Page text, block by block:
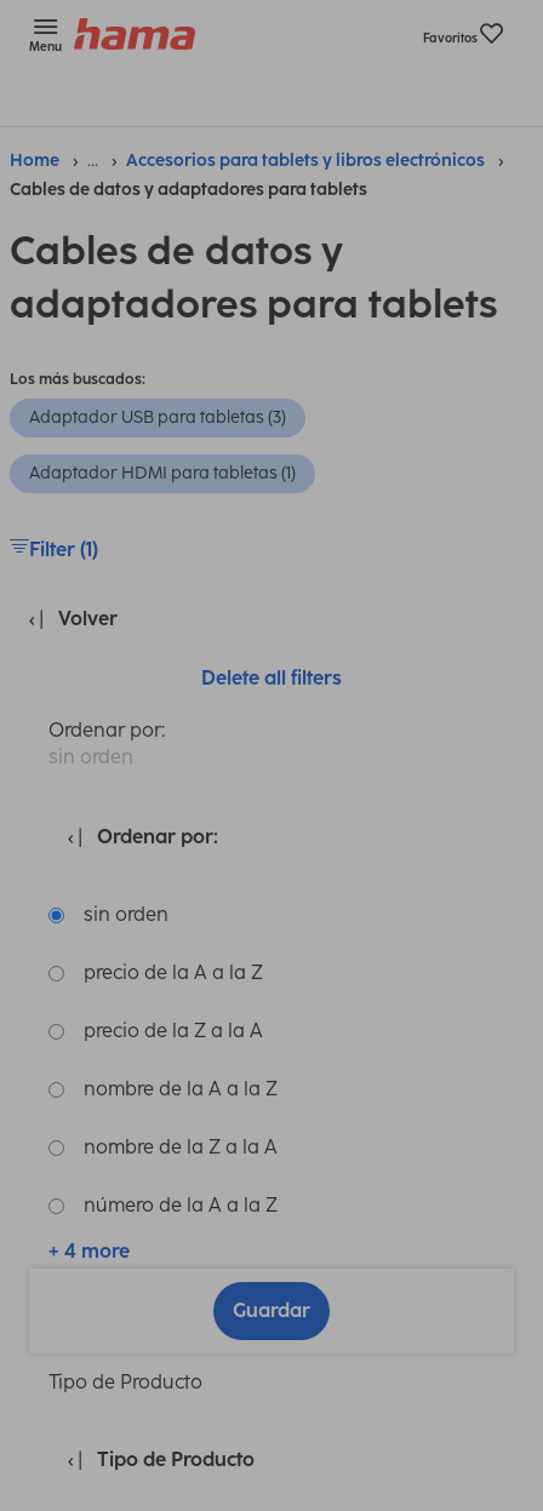
Menu
Favoritos
Home ...
Accesorios para tablets y libros electrónicos
Cables de datos y adaptadores para tablets
Cables de datos y
adaptadores para tablets
Los más buscados:
Adaptador USB para tabletas (3)
Adaptador HDMI para tabletas (1)
Filter (1)
Volver
Delete all filters
Ordenar por:
sin orden
Ordenar por:
sin orden
precio de la A a la Z
precio de la Z a la A
nombre de la A a la Z
nombre de la Z a la A
número de la A a la Z
+ 4 more
Guardar
Tipo de Producto
Tipo de Producto